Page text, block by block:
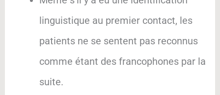
linguistique au premier contact, les
patients ne se sentent pas reconnus
comme étant des francophones par la
suite.